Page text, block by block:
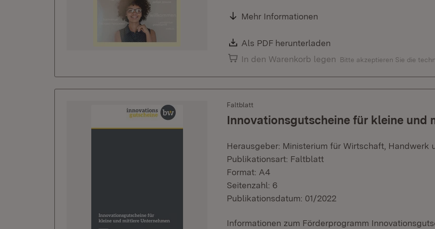
Mehr Informationen
Download:
Als PDF herunterladen
In den Warenkorb legen
Bitte akzeptieren Sie die
Faltblatt
Innovationsgutscheine für kleine und
Herausgeber: Ministerium für Wirtschaft, Handwerk
Publikationsart: Faltblatt
Format: A4
Seitenzahl: 6
Publikationsdatum: 01/2022
Informationen zum Förderprogramm